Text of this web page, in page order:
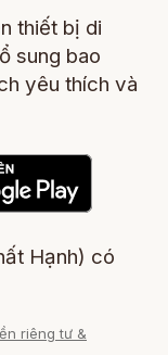
thiết bị di
sung bao
yêu thích và
Hạnh) có
riêng tư &